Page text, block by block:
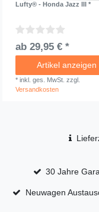
Lufty® - Honda Jazz III *
ab 29,95 € *
Artikel anzeigen
* inkl. ges. MwSt. zzgl.
Versandkosten
30 Jahre
Neuwagen